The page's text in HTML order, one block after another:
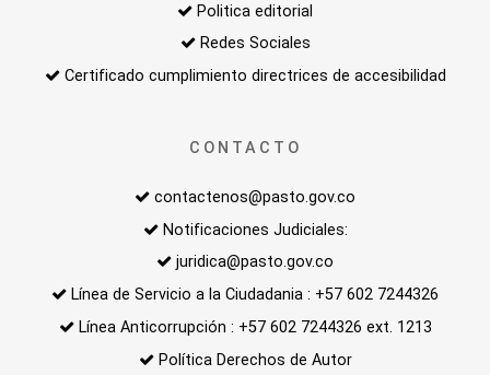
Politica editorial
Redes Sociales
Certificado cumplimiento directrices de accesibilidad
CONTACTO
contactenos@pasto.gov.co
Notificaciones Judiciales:
juridica@pasto.gov.co
Línea de Servicio a la Ciudadania : +57 602 7244326
Línea Anticorrupción : +57 602 7244326 ext. 1213
Política Derechos de Autor